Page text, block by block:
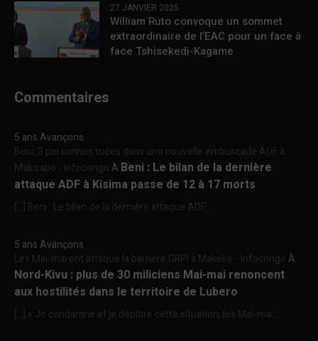
27 JANVIER 2025
William Ruto convoque un sommet
extraordinaire de l’EAC pour un face à
face Tshisekedi-Kagame
Commentaires
5 ans Avançons
Beni :3 personnes tuées dans une nouvelle embuscade ADF à
Makisabo - InfocongoÀ Beni : Le bilan de la dernière
attaque ADF à Kisima passe de 12 à 17 morts
[…] Beni : Le bilan de la dernière attaque ADF...
5 ans Avançons
Les Mai-mai ont attaqué la barrière GRPI à Makeke - InfocongoÀ
Nord-Kivu : plus de 30 miliciens Mai-mai renoncent
aux hostilités dans le territoire de Lubero
[…] « Je condamne et je déplore cette situation, les Mai-mai...